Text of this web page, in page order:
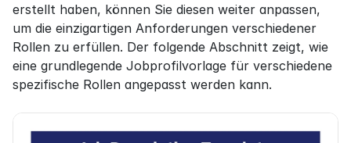
erstellt haben, können Sie diesen weiter anpassen,
um die einzigartigen Anforderungen verschiedener
Rollen zu erfüllen. Der folgende Abschnitt zeigt, wie
eine grundlegende Jobprofilvorlage für verschiedene
spezifische Rollen angepasst werden kann.